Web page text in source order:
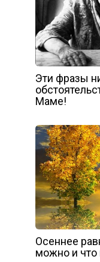
Эти фразы
Маме!
Осеннее
можно и что